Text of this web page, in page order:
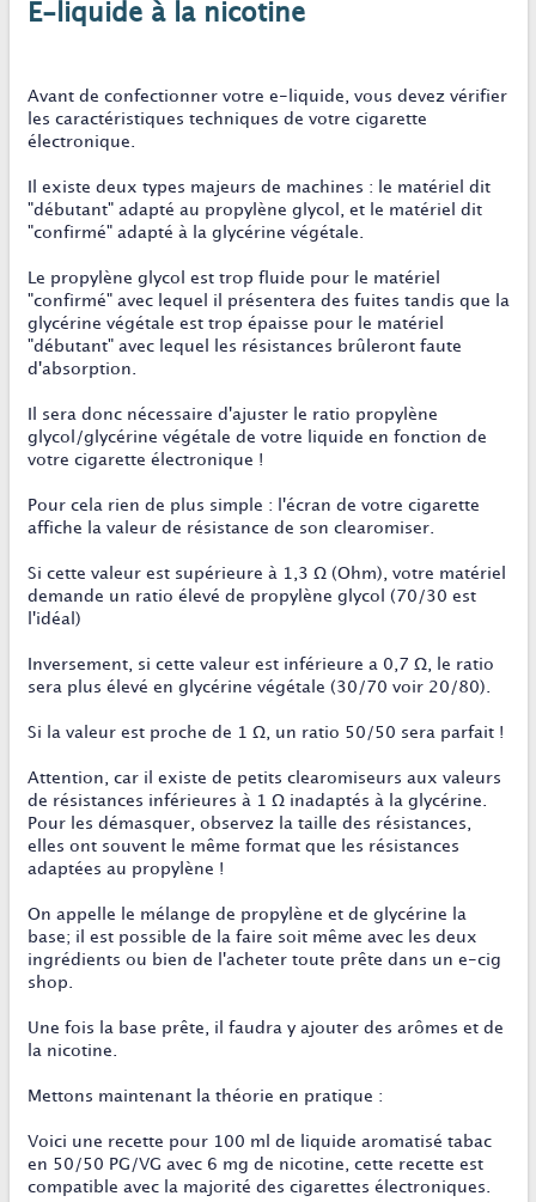
E-liquide à la nicotine
Avant de confectionner votre e-liquide, vous devez vérifier
les caractéristiques techniques de votre cigarette
électronique.
Il existe deux types majeurs de machines : le matériel dit
"débutant" adapté au propylène glycol, et le matériel dit
"confirmé" adapté à la glycérine végétale.
Le propylène glycol est trop fluide pour le matériel
"confirmé" avec lequel il présentera des fuites tandis que la
glycérine végétale est trop épaisse pour le matériel
"débutant" avec lequel les résistances brûleront faute
d'absorption.
Il sera donc nécessaire d'ajuster le ratio propylène
glycol/glycérine végétale de votre liquide en fonction de
votre cigarette électronique !
Pour cela rien de plus simple : l'écran de votre cigarette
affiche la valeur de résistance de son clearomiser.
Si cette valeur est supérieure à 1,3 Ω (Ohm), votre matériel
demande un ratio élevé de propylène glycol (70/30 est
l'idéal)
Inversement, si cette valeur est inférieure a 0,7 Ω, le ratio
sera plus élevé en glycérine végétale (30/70 voir 20/80).
Si la valeur est proche de 1 Ω, un ratio 50/50 sera parfait !
Attention, car il existe de petits clearomiseurs aux valeurs
de résistances inférieures à 1 Ω inadaptés à la glycérine.
Pour les démasquer, observez la taille des résistances,
elles ont souvent le même format que les résistances
adaptées au propylène !
On appelle le mélange de propylène et de glycérine la
base; il est possible de la faire soit même avec les deux
ingrédients ou bien de l'acheter toute prête dans un e-cig
shop.
Une fois la base prête, il faudra y ajouter des arômes et de
la nicotine.
Mettons maintenant la théorie en pratique :
Voici une recette pour 100 ml de liquide aromatisé tabac
en 50/50 PG/VG avec 6 mg de nicotine, cette recette est
compatible avec la majorité des cigarettes électroniques.